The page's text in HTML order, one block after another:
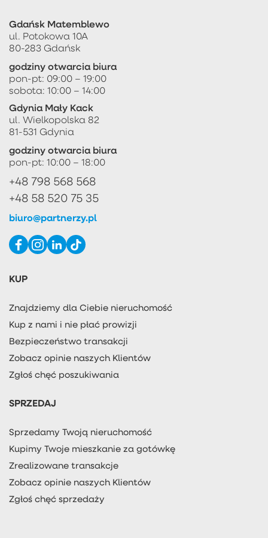
Gdańsk Matemblewo
ul. Potokowa 10A
80-283 Gdańsk
godziny otwarcia biura
pon-pt: 09:00 – 19:00
sobota: 10:00 – 14:00
Gdynia Mały Kack
ul. Wielkopolska 82
81-531 Gdynia
godziny otwarcia biura
pon-pt: 10:00 – 18:00
+48 798 568 568
+48 58 520 75 35
biuro@partnerzy.pl
KUP
Znajdziemy dla Ciebie nieruchomość
Kup z nami i nie płać prowizji
Bezpieczeństwo transakcji
Zobacz opinie naszych Klientów
Zgłoś chęć poszukiwania
SPRZEDAJ
Sprzedamy Twoją nieruchomość
Kupimy Twoje mieszkanie za gotówkę
Zrealizowane transakcje
Zobacz opinie naszych Klientów
Zgłoś chęć sprzedaży